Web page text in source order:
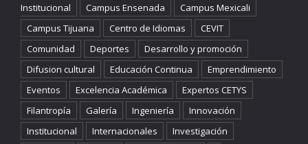
Institucional
Campus Ensenada
Campus Mexicali
Campus Tijuana
Centro de Idiomas
CEVIT
Comunidad
Deportes
Desarrollo y promoción
Difusion cultural
Educación Continua
Emprendimiento
Eventos
Excelencia Académica
Expertos CETYS
Filantropía
Galería Ingeniería
Innovación
Institucional
Internacionales Investigación